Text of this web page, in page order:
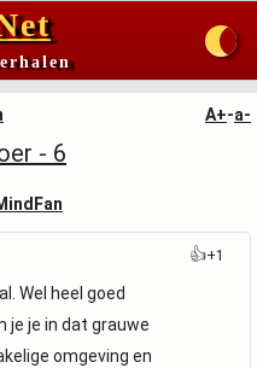
A+-a-
- 6
Wel heel goed
je je in dat grauwe
omgeving en
👍+1